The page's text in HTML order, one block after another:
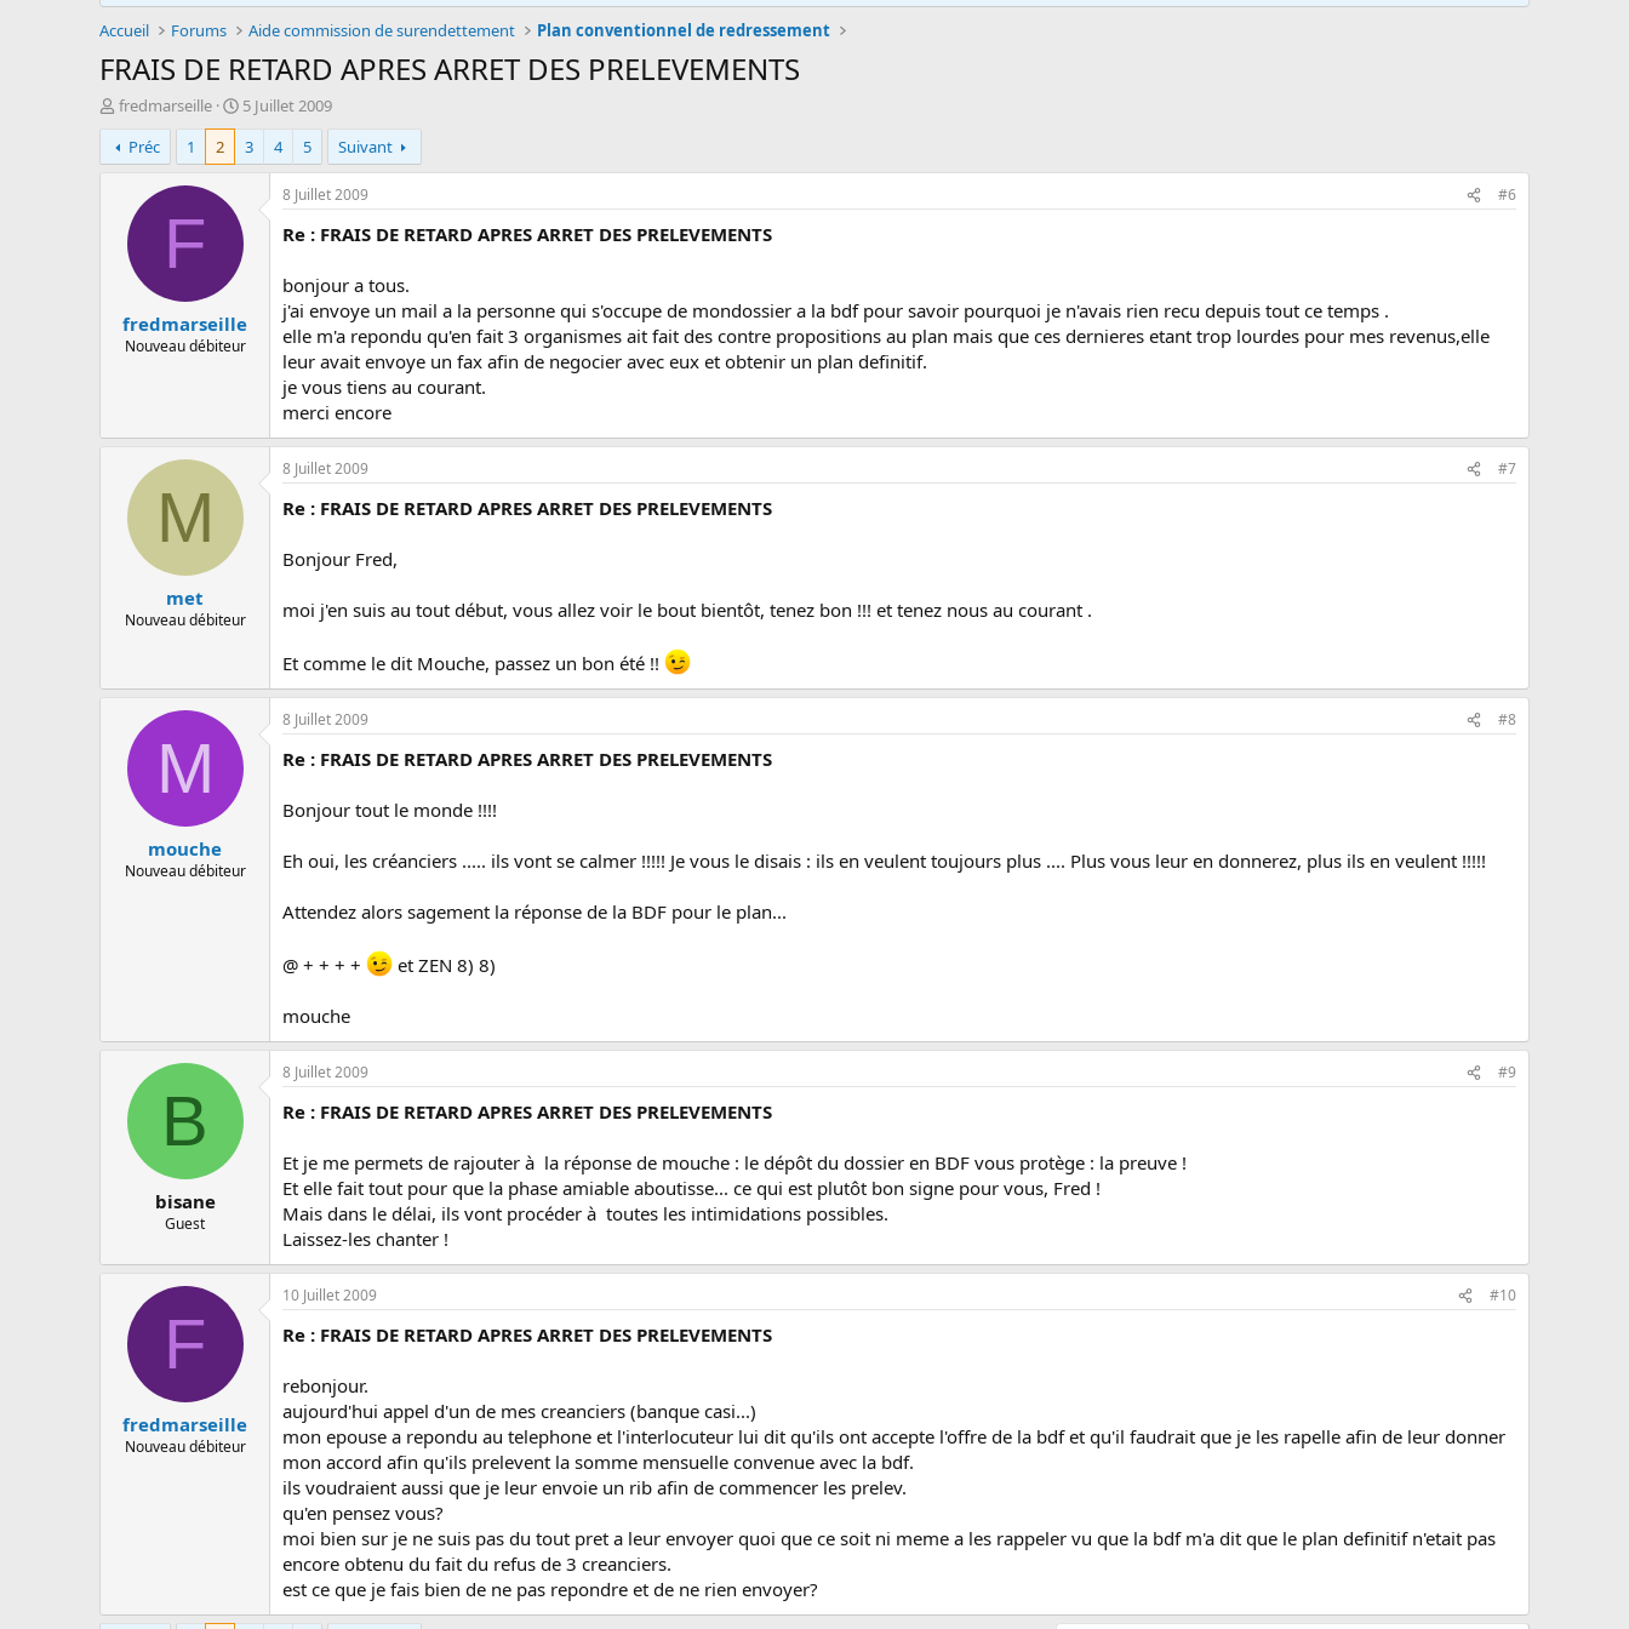
Accueil Forums Aide commission de surendettement Plan conventionnel de redressement
FRAIS DE RETARD APRES ARRET DES PRELEVEMENTS
A
u
t
e
d
fredmarseille
D
a
t
e
d
é
t
5 Juillet 2009
Préc
1 2 3 4 5 Suivant
F
fredmarseille
Nouveau débiteur
8 Juillet 2009 #6
Re : FRAIS DE RETARD APRES ARRET DES PRELEVEMENTS
bonjour a tous.
j'ai envoye un mail a la personne qui s'occupe de mondossier a la bdf pour savoir pourquoi je n'avais rien recu depuis tout ce temps .
elle m'a repondu qu'en fait 3 organismes ait fait des contre propositions au plan mais que ces dernieres etant trop lourdes pour mes revenus,elle
leur avait envoye un fax afin de negocier avec eux et obtenir un plan definitif.
je vous tiens au courant.
merci encore
M
met
Nouveau débiteur
8 Juillet 2009 #7
Re : FRAIS DE RETARD APRES ARRET DES PRELEVEMENTS
Bonjour Fred,
moi j'en suis au tout début, vous allez voir le bout bientôt, tenez bon !!! et tenez nous au courant .
Et comme le dit Mouche, passez un bon été !!
M
mouche
Nouveau débiteur
8 Juillet 2009 #8
Re : FRAIS DE RETARD APRES ARRET DES PRELEVEMENTS
Bonjour tout le monde !!!!
Eh oui, les créanciers ..... ils vont se calmer !!!!! Je vous le disais : ils en veulent toujours plus .... Plus vous leur en donnerez, plus ils en veulent !!!!!
Attendez alors sagement la réponse de la BDF pour le plan...
@ + + + + et ZEN 8) 8)
mouche
B
bisane
Guest
8 Juillet 2009 #9
Re : FRAIS DE RETARD APRES ARRET DES PRELEVEMENTS
Et je me permets de rajouter à la réponse de mouche : le dépôt du dossier en BDF vous protège : la preuve !
Et elle fait tout pour que la phase amiable aboutisse... ce qui est plutôt bon signe pour vous, Fred !
Mais dans le délai, ils vont procéder à toutes les intimidations possibles.
Laissez-les chanter !
F
fredmarseille
Nouveau débiteur
10 Juillet 2009 #10
Re : FRAIS DE RETARD APRES ARRET DES PRELEVEMENTS
rebonjour.
aujourd'hui appel d'un de mes creanciers (banque casi...)
mon epouse a repondu au telephone et l'interlocuteur lui dit qu'ils ont accepte l'offre de la bdf et qu'il faudrait que je les rapelle afin de leur donner
mon accord afin qu'ils prelevent la somme mensuelle convenue avec la bdf.
ils voudraient aussi que je leur envoie un rib afin de commencer les prelev.
qu'en pensez vous?
moi bien sur je ne suis pas du tout pret a leur envoyer quoi que ce soit ni meme a les rappeler vu que la bdf m'a dit que le plan definitif n'etait pas
encore obtenu du fait du refus de 3 creanciers.
est ce que je fais bien de ne pas repondre et de ne rien envoyer?